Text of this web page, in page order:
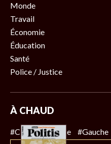
Monde
Travail
Économie
Éducation
Santé
Police / Justice
À CHAUD
#Climat #Police #Gauche